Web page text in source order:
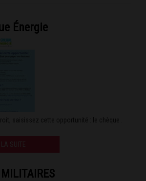
Énergie
saisissez cette opportunité : le chèque .
LA SUITE